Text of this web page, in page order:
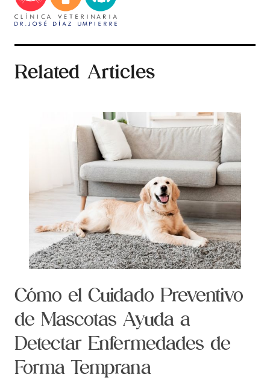
Related Articles
Cómo el Cuidado Preventivo
de Mascotas Ayuda a
Detectar Enfermedades de
Forma Temprana